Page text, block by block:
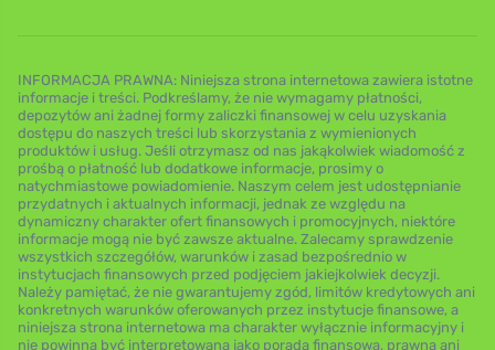
INFORMACJA PRAWNA: Niniejsza strona internetowa zawiera istotne
informacje i treści. Podkreślamy, że nie wymagamy płatności,
depozytów ani żadnej formy zaliczki finansowej w celu uzyskania
dostępu do naszych treści lub skorzystania z wymienionych
produktów i usług. Jeśli otrzymasz od nas jakąkolwiek wiadomość z
prośbą o płatność lub dodatkowe informacje, prosimy o
natychmiastowe powiadomienie. Naszym celem jest udostępnianie
przydatnych i aktualnych informacji, jednak ze względu na
dynamiczny charakter ofert finansowych i promocyjnych, niektóre
informacje mogą nie być zawsze aktualne. Zalecamy sprawdzenie
wszystkich szczegółów, warunków i zasad bezpośrednio w
instytucjach finansowych przed podjęciem jakiejkolwiek decyzji.
Należy pamiętać, że nie gwarantujemy zgód, limitów kredytowych ani
konkretnych warunków oferowanych przez instytucje finansowe, a
niniejsza strona internetowa ma charakter wyłącznie informacyjny i
nie powinna być interpretowana jako porada finansowa, prawna ani